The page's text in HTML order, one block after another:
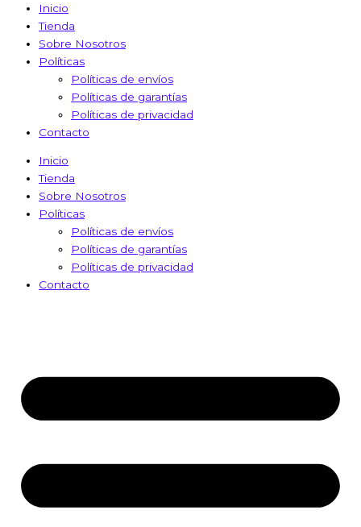
Inicio
Tienda
Sobre Nosotros
Políticas
Políticas de envíos
Políticas de garantías
Políticas de privacidad
Contacto
Inicio
Tienda
Sobre Nosotros
Políticas
Políticas de envíos
Políticas de garantías
Políticas de privacidad
Contacto